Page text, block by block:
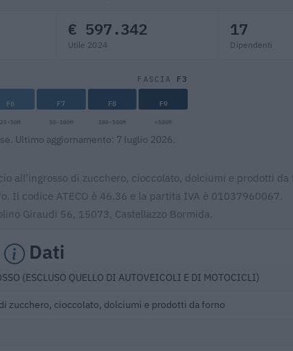
€ 597.342
Utile 2024
17
Dipendenti
FASCIA F3
F6 F7 F8 F9
25-50M 50-100M 100-500M >500M
Ultimo aggiornamento: 7 luglio 2026.
all'ingrosso di zucchero, cioccolato, dolciumi e prodotti da
Il codice ATECO è 46.36 e la partita IVA è 01037960067.
Giraudi 56, 15073, Castellazzo Bormida.
Dati
(ESCLUSO QUELLO DI AUTOVEICOLI E DI MOTOCICLI)
zucchero, cioccolato, dolciumi e prodotti da forno